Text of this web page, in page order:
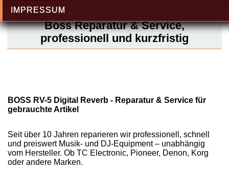
IMPRESSUM
Boss Reparatur & Service,
professionell und kurzfristig
BOSS RV-5 Digital Reverb - Reparatur & Service für
gebrauchte Artikel
Seit über 10 Jahren reparieren wir professionell, schnell
und preiswert Musik- und DJ-Equipment – unabhängig
vom Hersteller. Ob TC Electronic, Pioneer, Denon, Korg
oder andere Marken.